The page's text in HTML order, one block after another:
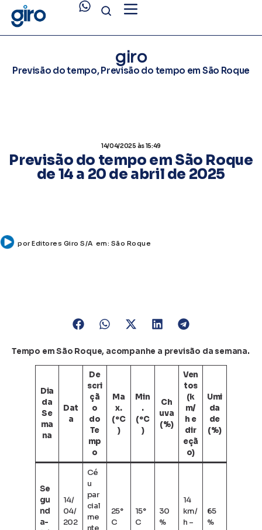
giro
Previsão do tempo,Previsão do tempo em São Roque
14/04/2025 às 15:49
Previsão do tempo em São Roque
de 14 a 20 de abril de 2025
porEditores Giro S/A em: São Roque
Tempo em São Roque, acompanhe a previsão da semana.
Dia
da
Se
ma
na
Dat
a
De
scri
çã
o
do
Te
mp
o
Ma
x.
(ºC
)
Min
.
(ºC
)
Ch
uva
(%)
Ven
tos
(k
m/
h e
dir
eçã
o)
Umi
da
de
(%)
Se
gu
nd
a-
14/
04/
202
Cé
u
par
cial
me
25°
C
15°
C
30
%
14
km/
h –
65
%